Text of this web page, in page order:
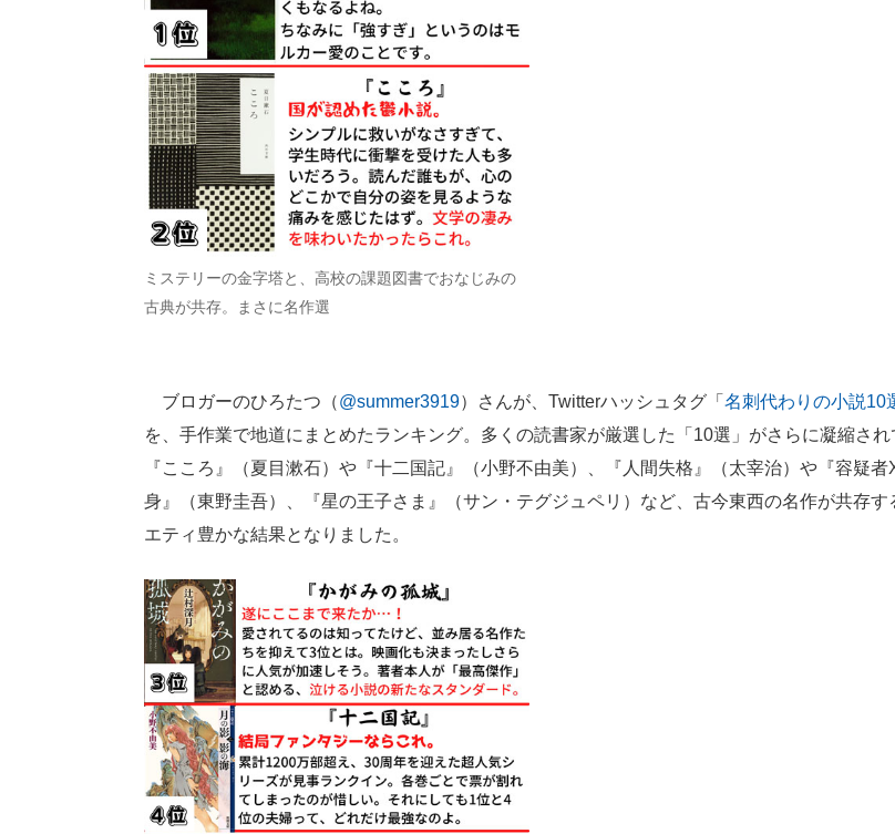
ミステリーの金字塔と、高校の課題図書でおなじみの
古典が共存。まさに名作選
ブロガーのひろたつ（@summer3919）さんが、Twitterハッシュタグ「 名刺代わりの小説10
を、手作業で地道にまとめたランキング。多くの読書家が厳選した「10選」がさらに凝縮され
『こころ』（夏目漱石）や『十二国記』（小野不由美）、『人間失格』（太宰治）や『容疑者
身』（東野圭吾）、『星の王子さま』（サン・テグジュペリ）など、古今東西の名作が共存す
エティ豊かな結果となりました。